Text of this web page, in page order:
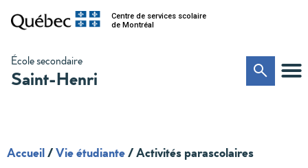
Centre de services scolaire
de Montréal
École secondaire
Saint-Henri
Accueil/Vie étudiante/Activités parascolaires